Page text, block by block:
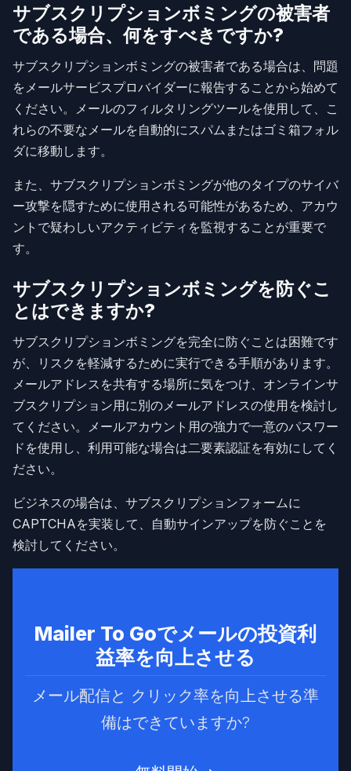
サブスクリプションボミングの被害者
である場合、何をすべきですか?
サブスクリプションボミングの被害者である場合は、問題
をメールサービスプロバイダーに報告することから始めて
ください。メールのフィルタリングツールを使用して、こ
れらの不要なメールを自動的にスパムまたはゴミ箱フォル
ダに移動します。
また、サブスクリプションボミングが他のタイプのサイバ
ー攻撃を隠すために使用される可能性があるため、アカウ
ントで疑わしいアクティビティを監視することが重要で
す。
サブスクリプションボミングを防ぐこ
とはできますか?
サブスクリプションボミングを完全に防ぐことは困難です
が、リスクを軽減するために実行できる手順があります。
メールアドレスを共有する場所に気をつけ、オンラインサ
ブスクリプション用に別のメールアドレスの使用を検討し
てください。メールアカウント用の強力で一意のパスワー
ドを使用し、利用可能な場合は二要素認証を有効にしてく
ださい。
ビジネスの場合は、サブスクリプションフォームに
CAPTCHAを実装して、自動サインアップを防ぐことを
検討してください。
Mailer To Goでメールの投資利
益率を向上させる
メール配信と クリック率を向上させる準
備はできていますか?